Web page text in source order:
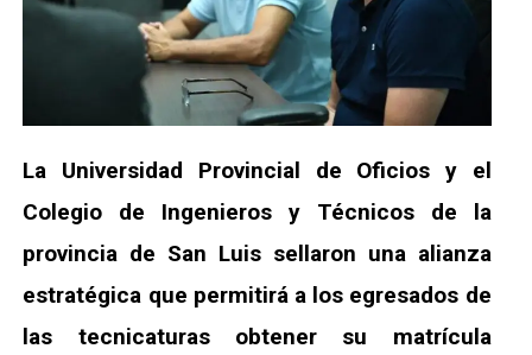
La Universidad Provincial de Oficios y el
Colegio de Ingenieros y Técnicos de la
provincia de San Luis sellaron una alianza
estratégica que permitirá a los egresados de
las tecnicaturas obtener su matrícula